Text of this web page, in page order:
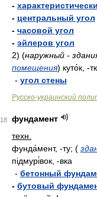
-
- центральный угол
- часовой угол
- эйлеров угол
2) (наружный -
помещения) куто́к, -
- угол стены
Русско-украинский
18
фундамент
техн.
фунда́мент, -ту; (
підмурі́вок, -вка
- бетонный
- бутовый